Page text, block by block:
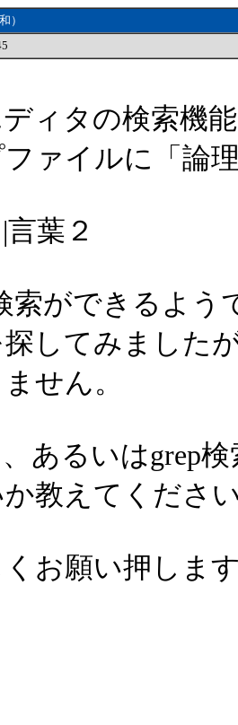
）
ィタの検索機
ァイルに「論
葉２
索ができるよう
してみました
せん。
あるいはgrep
か教えてくださ
お願い押しま